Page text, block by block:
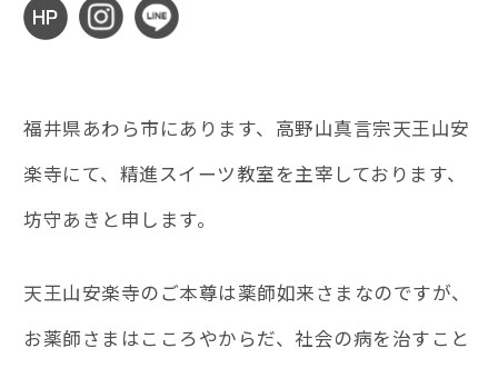
福井県あわら市にあります、高野山真言宗天王山安
楽寺にて、精進スイーツ教室を主宰しております、
坊守あきと申します。
天王山安楽寺のご本尊は薬師如来さまなのですが、
お薬師さまはこころやからだ、社会の病を治すこと